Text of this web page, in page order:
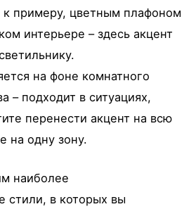
к примеру, цветным плафоном
интерьере – здесь акцент
на фоне комнатного
– подходит в ситуациях,
перенести акцент на всю
на одну зону.
наиболее
стили, в которых вы